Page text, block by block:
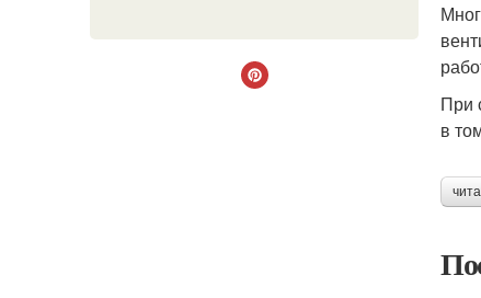
При
в